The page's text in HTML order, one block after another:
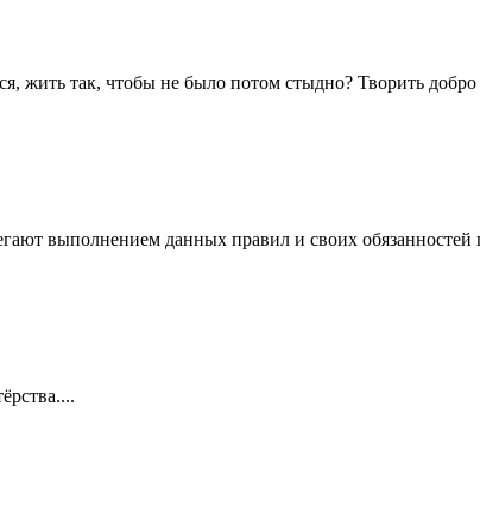
жить так, чтобы не было потом стыдно? Творить
выполнением данных правил и своих